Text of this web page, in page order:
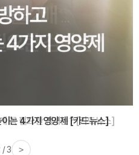
이는 4가지 영양제 [카드뉴스]
/ 3 >